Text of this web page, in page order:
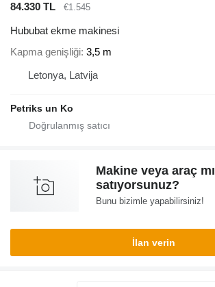
84.330 TL
€1.545
Hububat ekme makinesi
Kapma genişliği 3,5 m
Letonya, Latvija
Petriks un Ko
Makine veya araç mı
satıyorsunuz?
Bunu bizimle yapabilirsiniz!
İlan verin